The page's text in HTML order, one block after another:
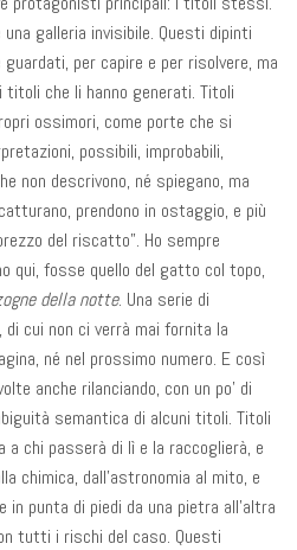
galleria invisibile. Questi dipinti
per capire e per risolvere, ma
che li hanno generati. Titoli
ossimori, come porte che si
possibili, improbabili,
non descrivono, né spiegano, ma
prendono in ostaggio, e più
del riscatto”. Ho sempre
qui, fosse quello del gatto col topo,
della notte. Una serie di
cui non ci verrà mai fornita la
né nel prossimo numero. E così
anche rilanciando, con un po’ di
semantica di alcuni titoli. Titoli
a chi passerà di lì e la raccoglierà, e
chimica, dall’astronomia al mito, e
punta di piedi da una pietra all’altra
tutti i rischi del caso. Questi